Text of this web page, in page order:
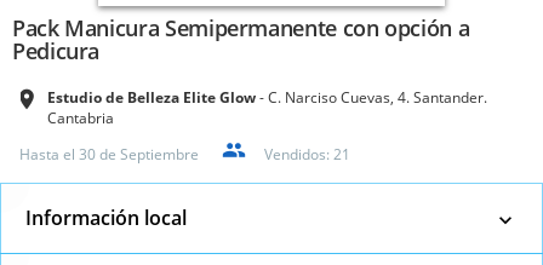
Pack Manicura Semipermanente con opción a
Pedicura
Estudio de Belleza Elite Glow C. Narciso Cuevas, 4. Santander.
Cantabria
Hasta el 30 de Septiembre Vendidos: 21
Información local